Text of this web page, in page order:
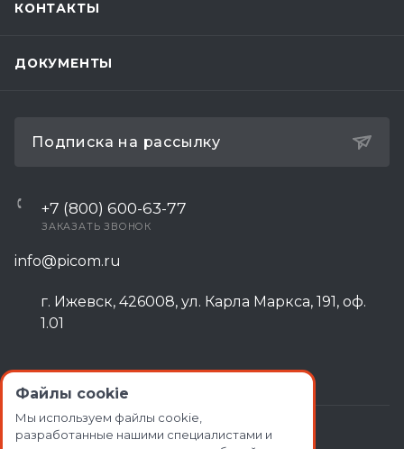
КОНТАКТЫ
ДОКУМЕНТЫ
Подписка на рассылку
+7 (800) 600-63-77
ЗАКАЗАТЬ ЗВОНОК
info@picom.ru
г. Ижевск, 426008, ул. Карла Маркса, 191, оф.
1.01
Файлы cookie
Мы используем файлы cookie,
разработанные нашими специалистами и